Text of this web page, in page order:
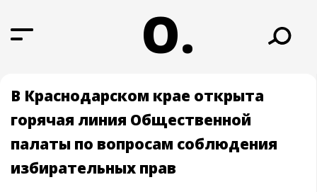
О.
В Краснодарском крае открыта
горячая линия Общественной
палаты по вопросам соблюдения
избирательных прав